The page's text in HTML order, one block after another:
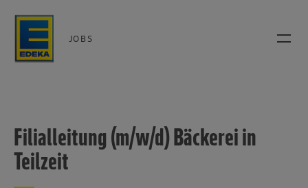
JOBS
Filialleitung (m/w/d) Bäckerei in
Teilzeit